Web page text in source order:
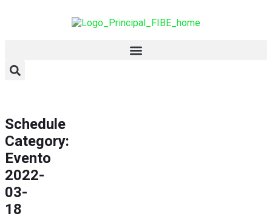
Schedule
Category:
Evento
2022-
03-
18